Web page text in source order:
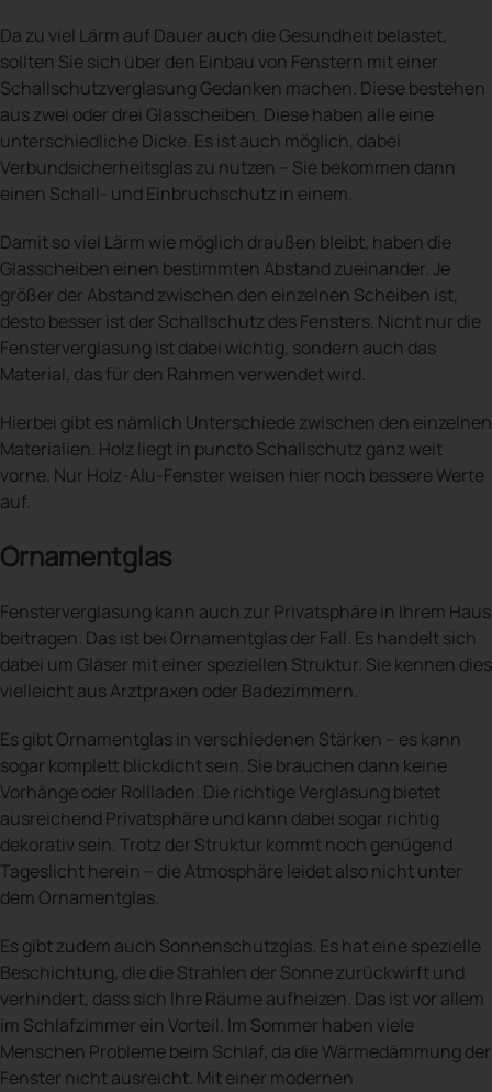
Da zu viel Lärm auf Dauer auch die Gesundheit belastet,
sollten Sie sich über den Einbau von Fenstern mit einer
Schallschutzverglasung Gedanken machen. Diese bestehen
aus zwei oder drei Glasscheiben. Diese haben alle eine
unterschiedliche Dicke. Es ist auch möglich, dabei
Verbundsicherheitsglas zu nutzen – Sie bekommen dann
einen Schall- und Einbruchschutz in einem.
Damit so viel Lärm wie möglich draußen bleibt, haben die
Glasscheiben einen bestimmten Abstand zueinander. Je
größer der Abstand zwischen den einzelnen Scheiben ist,
desto besser ist der Schallschutz des Fensters. Nicht nur die
Fensterverglasung ist dabei wichtig, sondern auch das
Material, das für den Rahmen verwendet wird.
Hierbei gibt es nämlich Unterschiede zwischen den einzelnen
Materialien. Holz liegt in puncto Schallschutz ganz weit
vorne. Nur Holz-Alu-Fenster weisen hier noch bessere Werte
auf.
Ornamentglas
Fensterverglasung kann auch zur Privatsphäre in Ihrem Haus
beitragen. Das ist bei Ornamentglas der Fall. Es handelt sich
dabei um Gläser mit einer speziellen Struktur. Sie kennen dies
vielleicht aus Arztpraxen oder Badezimmern.
Es gibt Ornamentglas in verschiedenen Stärken – es kann
sogar komplett blickdicht sein. Sie brauchen dann keine
Vorhänge oder Rollladen. Die richtige Verglasung bietet
ausreichend Privatsphäre und kann dabei sogar richtig
dekorativ sein. Trotz der Struktur kommt noch genügend
Tageslicht herein – die Atmosphäre leidet also nicht unter
dem Ornamentglas.
Es gibt zudem auch Sonnenschutzglas. Es hat eine spezielle
Beschichtung, die die Strahlen der Sonne zurückwirft und
verhindert, dass sich Ihre Räume aufheizen. Das ist vor allem
im Schlafzimmer ein Vorteil. Im Sommer haben viele
Menschen Probleme beim Schlaf, da die Wärmedämmung der
Fenster nicht ausreicht. Mit einer modernen